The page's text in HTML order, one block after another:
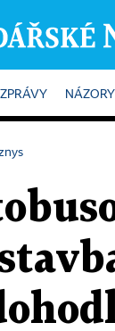
ZPRÁVY NÁZORY